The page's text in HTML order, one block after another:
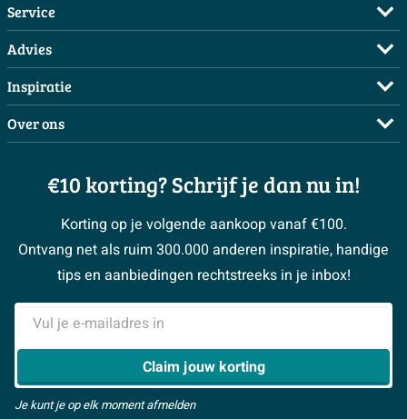
Service
Veelgestelde vragen
Bestellen
Betalen
Bezorgen / afhalen
Garantie / klachten
Reviewbeleid
> Naar de klantenservice
Advies
Maak een afspraak
Doe de offerte check
3D tekening maken
Klustips
Klusadvies
> Alle adviesmogelijkheden
Inspiratie
Complete badkamers
Complete toiletruimtes
Moodboards
Magazine
#MySawiday
> Naar inspiratie
Over ons
Over Sawiday
Vacatures
Sawiday PRO
BeCommerce
Samenwerken
> Alles over showrooms
€10 korting? Schrijf je dan nu in!
Korting op je volgende aankoop vanaf €100.
Ontvang net als ruim 300.000 anderen inspiratie, handige
tips en aanbiedingen rechtstreeks in je inbox!
E-mailadres
Claim jouw korting
Je kunt je op elk moment afmelden